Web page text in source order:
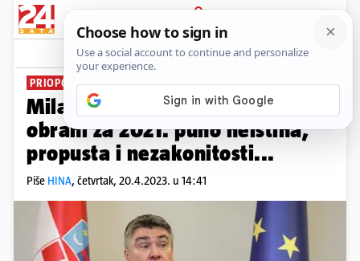
PRIJAVA
News Komentari
PRIOPĆENJE PUNO KRITIKA
Milanović: Godišnje izvješće o
obrani za 2021. puno neistina,
propusta i nezakonitosti...
Piše HINA, četvrtak, 20.4.2023. u 14:41